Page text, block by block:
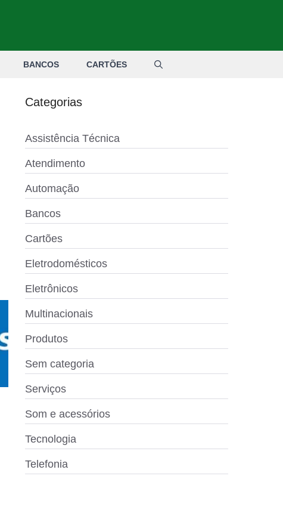
BANCOS CARTÕES
Categorias
Assistência Técnica
Atendimento
Automação
Bancos
Cartões
Eletrodomésticos
Eletrônicos
Multinacionais
Produtos
Sem categoria
Serviços
Som e acessórios
Tecnologia
Telefonia